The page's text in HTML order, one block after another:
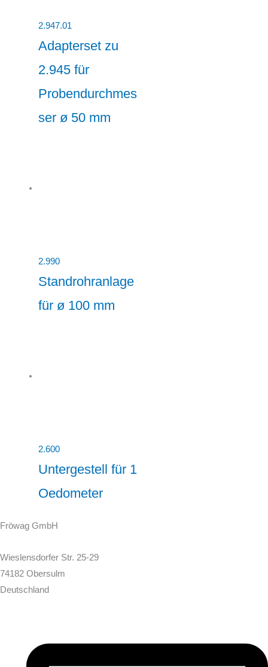
2.947.01
Adapterset zu
2.945 für
Probendurchmes
ser ø 50 mm
2.990
Standrohranlage
für ø 100 mm
2.600
Untergestell für 1
Oedometer
Fröwag GmbH
Wieslensdorfer Str. 25-29
74182 Obersulm
Deutschland